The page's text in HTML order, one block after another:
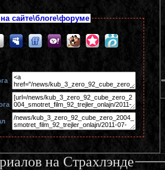
сайте\блоге\форуме
на Страхлэнде